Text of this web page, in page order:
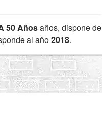
50 Añosaños, dispone de
al año2018.